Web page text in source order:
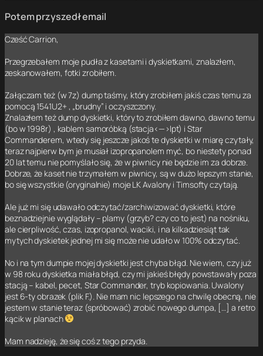
Potem przyszedł email
Cześć Carrion,
Przegrzebałem moje pudła z kasetami i dyskietkami, znalazłem,
zeskanowałem, fotki zrobiłem.
Załączam też (w 7z) dump taśmy, który zrobiłem jakiś czas temu za
pomocą 1541U2+ , „brudny” i oczyszczony.
Znalazłem też dump dyskietki, który to zrobiłem dawno, dawno temu
(bo w 1998r) , kablem samoróbką (stacja<—>lpt) i Star
Commanderem, wtedy się jeszcze jakoś te dyskietki w miarę czytały,
teraz najpierw bym je musiał izopropanolem myć, bo niestety ponad
20 lat temu nie pomyślało się, że w piwnicy nie będzie im za dobrze.
Dobrze, że kaset nie trzymałem w piwnicy, są w dużo lepszym stanie,
bo się wszystkie (oryginalnie) moje LK Avalony i Timsofty czytają.
Ale już mi się udawało odczytać/zarchiwizować dyskietki, które
beznadziejnie wyglądały – plamy (grzyb? czy co to jest) na nośniku,
ale cierpliwość, czas, izopropanol, waciki, i na kilkadziesiąt tak
mytych dyskietek jednej mi się może nie udało w 100% odczytać.
No i na tym dumpie mojej dyskietki jest chyba błąd. Nie wiem, czy już
w 98 roku dyskietka miała błąd, czy mi jakieś błędy powstawały poza
stacją – kabel, pecet, Star Commander, tryb kopiowania. Uwalony
jest 6-ty obrazek (plik F.). Nie mam nic lepszego na chwilę obecną, nie
jestem w stanie teraz (spróbować) zrobić nowego dumpa, […] a retro
kącik w planach
Mam nadzieję, że się coś z tego przyda.